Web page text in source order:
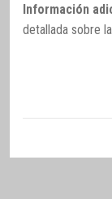
Información
detallada sobre